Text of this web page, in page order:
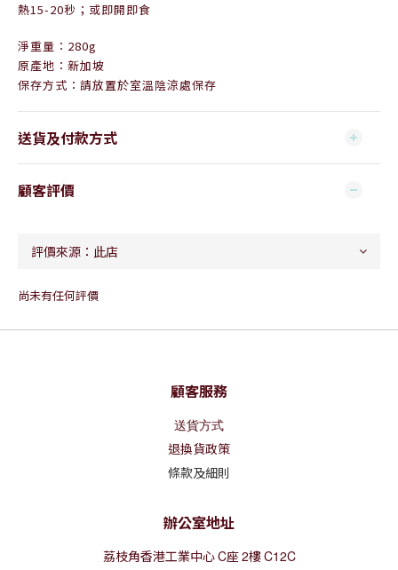
熱15-20秒；或即開即食
淨重量：280g
原產地：新加坡
保存方式：請放置於室溫陰涼處保存
送貨及付款方式
顧客評價
尚未有任何評價
顧客服務
送貨方式
退換貨政策
條款及細則
辦公室地址
荔枝角香港工業中心C座2樓C12C